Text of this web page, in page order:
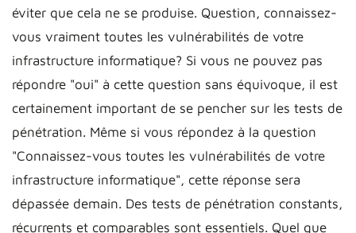
éviter que cela ne se produise. Question, connaissez-
vous vraiment toutes les vulnérabilités de votre
infrastructure informatique? Si vous ne pouvez pas
répondre "oui" à cette question sans équivoque, il est
certainement important de se pencher sur les tests de
pénétration. Même si vous répondez à la question
"Connaissez-vous toutes les vulnérabilités de votre
infrastructure informatique", cette réponse sera
dépassée demain. Des tests de pénétration constants,
récurrents et comparables sont essentiels. Quel que